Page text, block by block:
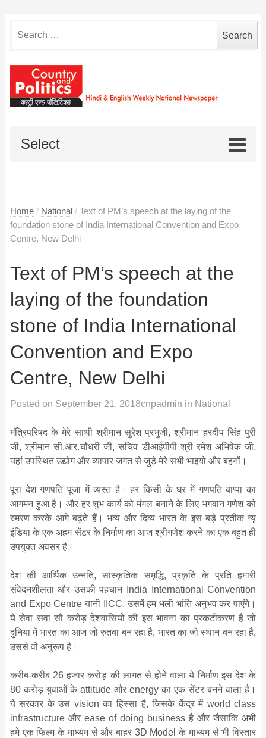
for:
Select
Home / National / Text of PM’s speech at the laying of the
foundation stone of India International Convention and Expo
Centre, New Delhi
Text of PM’s speech at the
laying of the foundation
stone of India International
Convention and Expo
Centre, New Delhi
Posted on September 21, 2018cnpadmin in National
मंत्रिपरिषद के मेरे साथी श्रीमान सुरेश प्रभुजी, श्रीमान हरदीप सिंह पुरी
जी, श्रीमान सी.आर.चौधरी जी, सचिव डीआईपीपी श्री रमेश अभिषेक जी,
यहां उपस्थित उद्योग और व्‍यापार जगत से जुड़े मेरे सभी भाइयो और बहनों।
पूरा देश गणपति पूजा में व्‍यस्‍त है। हर किसी के घर में गणपति बाप्‍पा का
आगमन हुआ है। और हर शुभ कार्य को मंगल बनाने के लिए भगवान गणेश को
स्‍मरण करके आगे बढ़ते हैं। भव्‍य और दिव्‍य भारत के इस बड़े प्रतीक न्‍यू
इंडिया के एक अहम सेंटर के निर्माण का आज श्रीगणेश करने का एक बहुत ही
उपयुक्‍त अवसर है।
देश की आर्थिक उन्‍नति, सांस्‍कृतिक समृद्धि, प्रकृति के प्रति हमारी
संवेदनशीलता और उसकी पहचान India International Convention
and Expo Centre यानी IICC, उसमें हम भली भांति अनुभव कर पाएंगे।
ये सेवा सवा सौ करोड़ देशवासियों की इस भावना का प्रकटीकरण है जो
दुनिया में भारत का आज जो रुतबा बन रहा है, भारत का जो स्‍थान बन रहा है,
उससे वो अनुरूप है।
करीब-करीब 26 हजार करोड़ की लागत से होने वाला ये निर्माण इस देश के
80 करोड़ युवाओं के attitude और energy का एक सेंटर बनने वाला है।
ये सरकार के उस vision का हिस्‍सा है, जिसके केंद्र में world class
infrastructure और ease of doing business है और जैसाकि अभी
हमे एक फिल्‍म के माध्‍यम से और बाहर 3D Model के माध्‍यम से भी विस्‍तार